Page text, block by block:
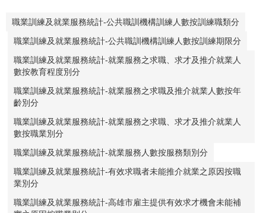
職業訓練及就業服務統計-公共職訓機構訓練人數按訓練職類分
職業訓練及就業服務統計-公共職訓機構訓練人數按訓練期限分
職業訓練及就業服務統計-就業服務之求職、求才及推介就業人
數按教育程度別分
職業訓練及就業服務統計-就業服務之求職及推介就業人數按年
齡別分
職業訓練及就業服務統計-就業服務之求職、求才及推介就業人
數按職業別分
職業訓練及就業服務統計-就業服務人數按服務類別分
職業訓練及就業服務統計-有效求職者未能推介就業之原因按職
業別分
職業訓練及就業服務統計-高雄市雇主提供有效求才機會未能補